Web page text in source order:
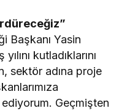
Başkanı Yasin
kutladıklarını
sektör adına proje
ediyorum. Geçmişten